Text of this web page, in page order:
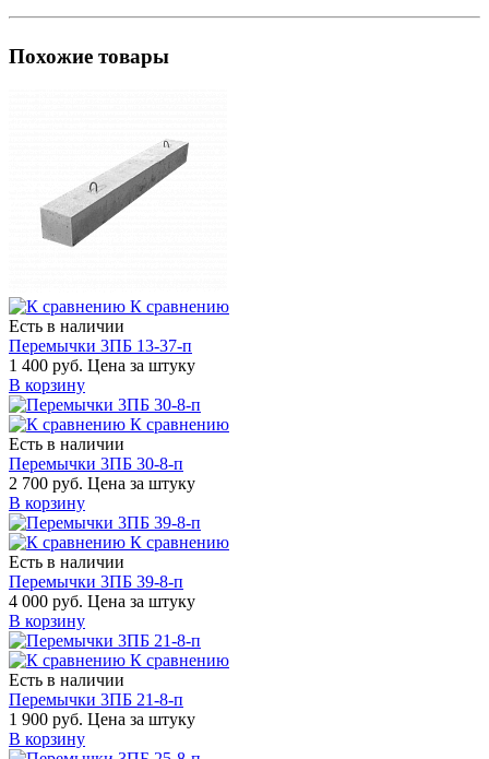
Похожие товары
К сравнению
Есть в наличии
Перемычки 3ПБ 13-37-п
1 400 руб. Цена за штуку
В корзину
К сравнению
Есть в наличии
Перемычки 3ПБ 30-8-п
2 700 руб. Цена за штуку
В корзину
К сравнению
Есть в наличии
Перемычки 3ПБ 39-8-п
4 000 руб. Цена за штуку
В корзину
К сравнению
Есть в наличии
Перемычки 3ПБ 21-8-п
1 900 руб. Цена за штуку
В корзину